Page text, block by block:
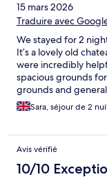
15 mars 2026
Traduire avec
We stayed for 2
It’s a lovely old
were incredibly
spacious grounds
grounds and
Sara, séjour de 2
Avis vérifié
10/10